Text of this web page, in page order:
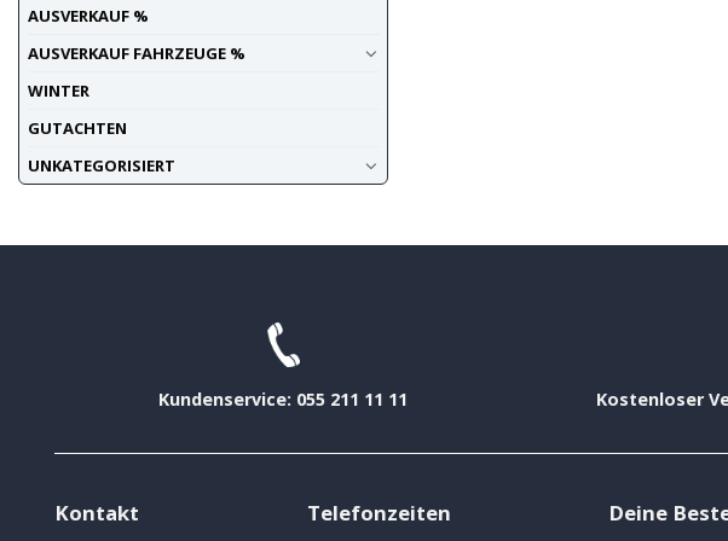
AUSVERKAUF %
AUSVERKAUF FAHRZEUGE %
WINTER
GUTACHTEN
UNKATEGORISIERT
Kundenservice: 055 211 11 11 Kostenloser
Kontakt Telefonzeiten Deine